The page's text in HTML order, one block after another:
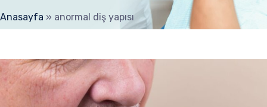
Anasayfa » anormal diş yapısı